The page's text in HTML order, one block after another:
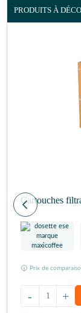
PRODUITS À
Cartouches
Prix de
+
-